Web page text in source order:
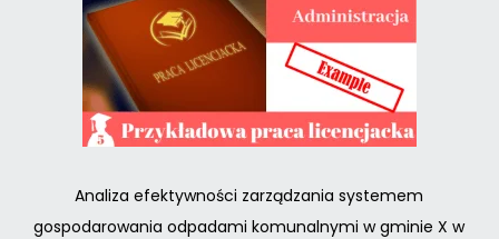
Analiza efektywności zarządzania systemem
gospodarowania odpadami komunalnymi w gminie X w